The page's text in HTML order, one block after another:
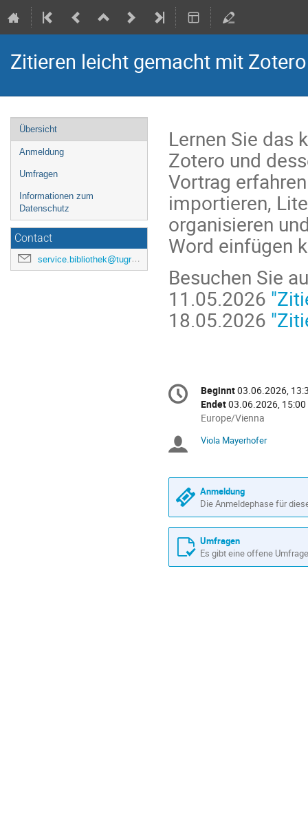
Zitieren leicht gemacht mit Zotero
Veranstaltungsmenü
Übersicht
Anmeldung
Umfragen
Informationen zum
Datenschutz
Contact
service.bibliothek@tugraz.at
Lernen Sie das
Zotero und
Vortrag
importieren,
organisieren
Word einfügen
Besuchen Sie
11.05.2026
18.05.2026
Datum/Zeit
Beginnt03.06.2026,
Endet03.06.2026, 15:00
Alle
in
Europe/Vienna
Sitzungsleiter
Viola Mayerhofer
Anmeldung
Die Anmeldephase für
Umfragen
Es gibt eine offene Umfrage